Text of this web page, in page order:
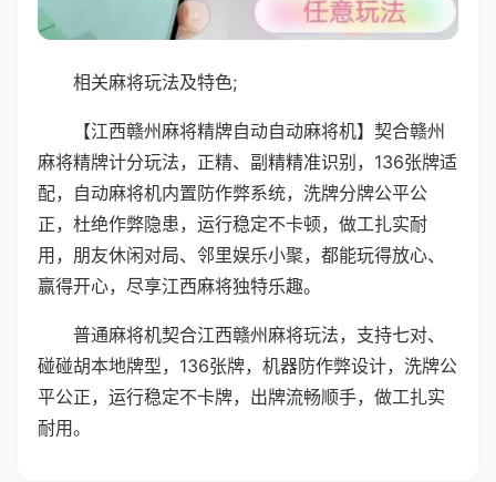
相关麻将玩法及特色;
【江西赣州麻将精牌自动自动麻将机】契合赣州
麻将精牌计分玩法，正精、副精精准识别，136张牌适
配，自动麻将机内置防作弊系统，洗牌分牌公平公
正，杜绝作弊隐患，运行稳定不卡顿，做工扎实耐
用，朋友休闲对局、邻里娱乐小聚，都能玩得放心、
赢得开心，尽享江西麻将独特乐趣。
普通麻将机契合江西赣州麻将玩法，支持七对、
碰碰胡本地牌型，136张牌，机器防作弊设计，洗牌公
平公正，运行稳定不卡牌，出牌流畅顺手，做工扎实
耐用。